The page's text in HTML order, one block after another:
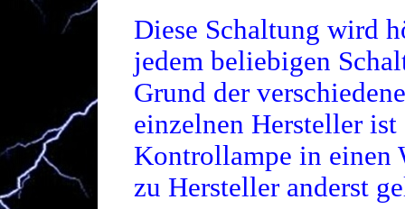
Diese Schaltung wird
jedem beliebigen
Grund der
einzelnen Hersteller
Kontrollampe in einen
zu Hersteller anderst